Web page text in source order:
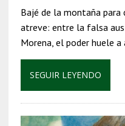
Bajé de la montaña
atreve: entre la falsa
Morena, el poder huele
SEGUIR LEYENDO